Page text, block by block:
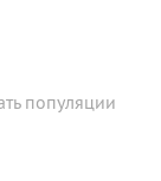
популяции